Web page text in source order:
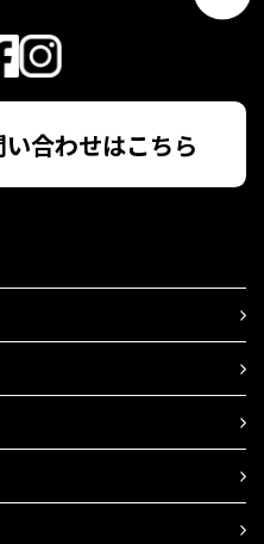
合わせはこちら